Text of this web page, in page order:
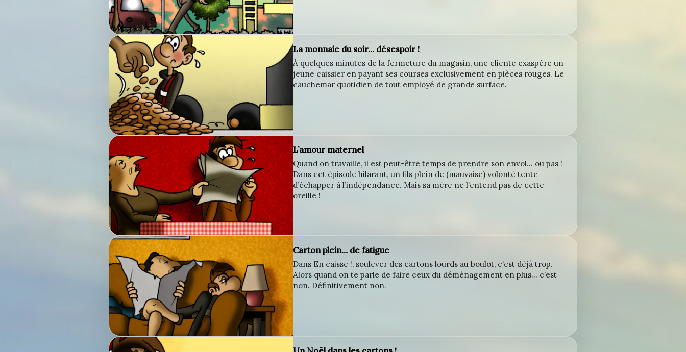
La monnaie du soir… désespoir !
À quelques minutes de la fermeture du magasin, une cliente exaspère un
jeune caissier en payant ses courses exclusivement en pièces rouges. Le
cauchemar quotidien de tout employé de grande surface.
L’amour maternel
Quand on travaille, il est peut-être temps de prendre son envol… ou pas !
Dans cet épisode hilarant, un fils plein de (mauvaise) volonté tente
d’échapper à l’indépendance. Mais sa mère ne l’entend pas de cette
oreille !
Carton plein… de fatigue
Dans En caisse !, soulever des cartons lourds au boulot, c’est déjà trop.
Alors quand on te parle de faire ceux du déménagement en plus… c’est
non. Définitivement non.